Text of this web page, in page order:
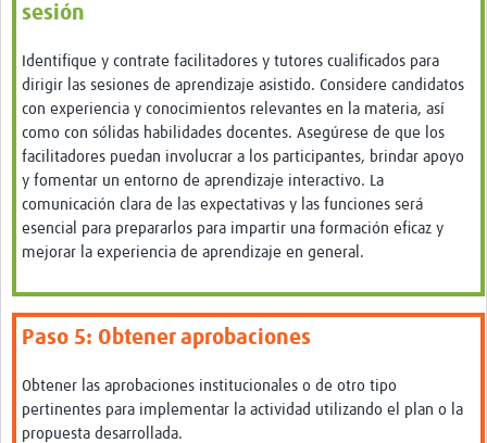
sesión
Identifique y contrate facilitadores y tutores cualificados para
dirigir las sesiones de aprendizaje asistido. Considere candidatos
con experiencia y conocimientos relevantes en la materia, así
como con sólidas habilidades docentes. Asegúrese de que los
facilitadores puedan involucrar a los participantes, brindar apoyo
y fomentar un entorno de aprendizaje interactivo. La
comunicación clara de las expectativas y las funciones será
esencial para prepararlos para impartir una formación eficaz y
mejorar la experiencia de aprendizaje en general.
Paso 5: Obtener aprobaciones
Obtener las aprobaciones institucionales o de otro tipo
pertinentes para implementar la actividad utilizando el plan o la
propuesta desarrollada.